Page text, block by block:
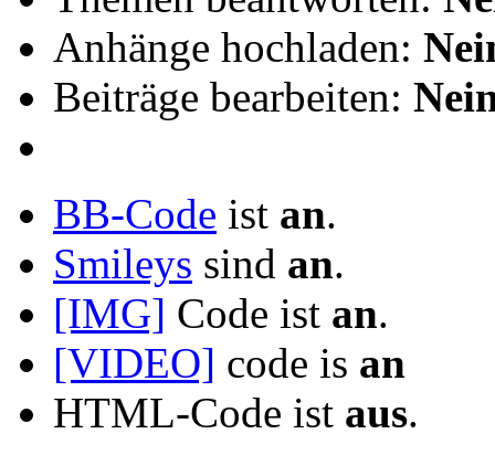
Anhänge hochladen:
Beiträge bearbeiten:
BB-Code ist an.
Smileys sind an.
[IMG] Code ist an.
[VIDEO] code is an
HTML-Code ist aus.